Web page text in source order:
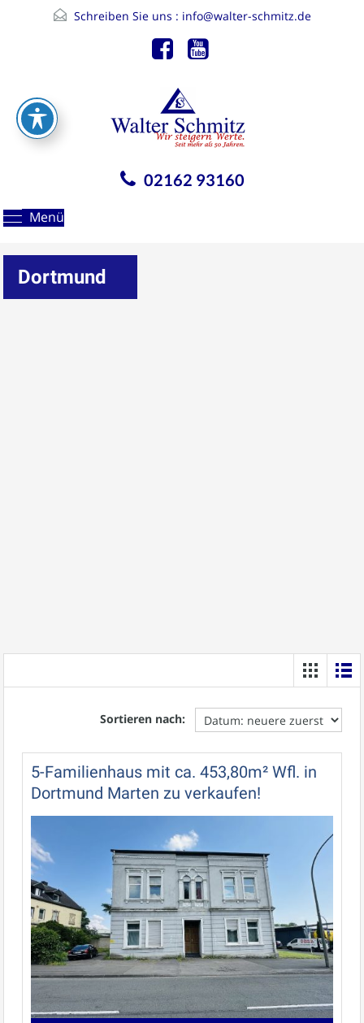
Schreiben Sie uns : info@walter-schmitz.de
02162 93160
Menü
Dortmund
Sortieren nach:
5-Familienhaus mit ca. 453,80m² Wfl. in
Dortmund Marten zu verkaufen!